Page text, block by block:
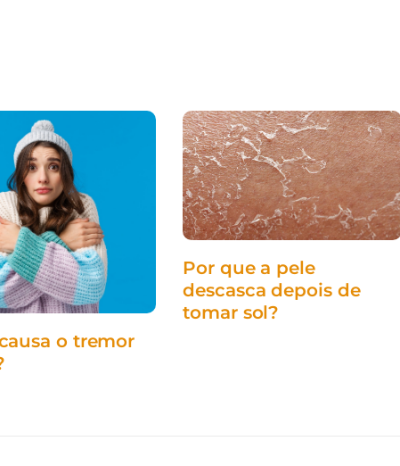
o tremor
Por que a pele
descasca depois de
tomar sol?